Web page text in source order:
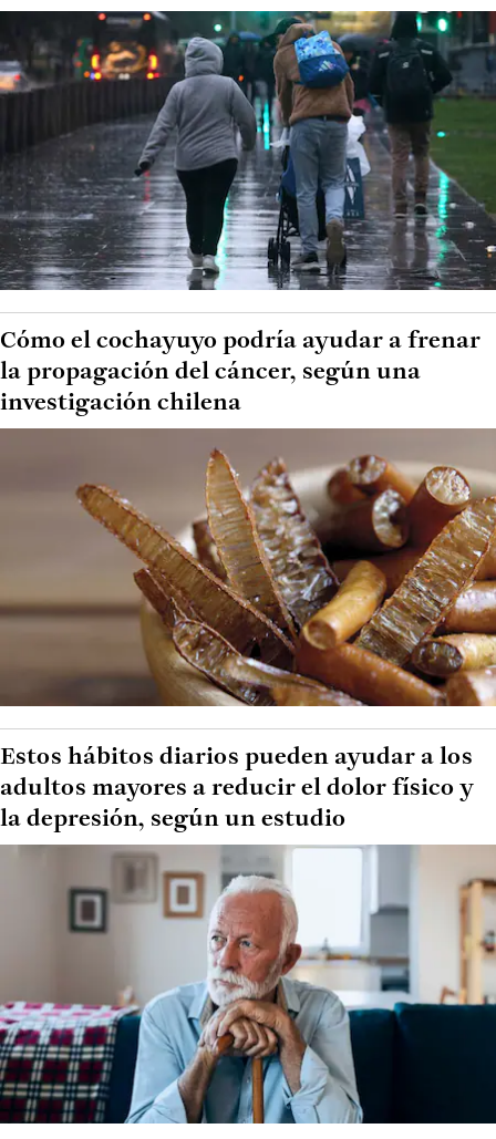
Cómo el cochayuyo podría ayudar a frenar
la propagación del cáncer, según una
investigación chilena
Estos hábitos diarios pueden ayudar a los
adultos mayores a reducir el dolor físico y
la depresión, según un estudio